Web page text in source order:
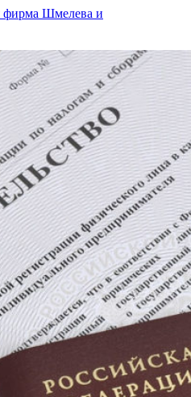
фирма Шмелева и